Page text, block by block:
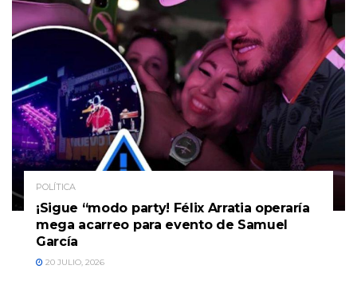
POLÍTICA
¡Sigue “modo party! Félix Arratia operaría
mega acarreo para evento de Samuel
García
20 JULIO, 2026